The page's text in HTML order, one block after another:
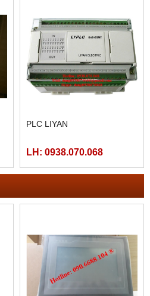
PLC LIYAN
LH: 0938.070.068